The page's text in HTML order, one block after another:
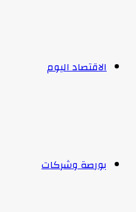
الاقتصاد اليوم
بورصة وشركات